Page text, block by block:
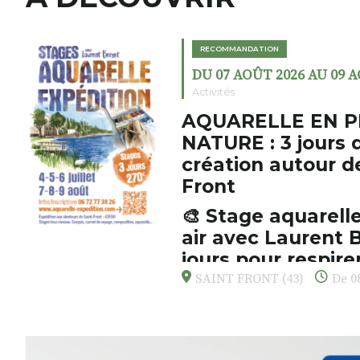
RECOMMANDATION
DU 07 AOÛT 2026 AU 09
Activités
AQUARELLE EN
NATURE : 3 jours
création autour
Front
🎨 Stage
air avec Laurent
jours pour
s’émerveiller
paysages de Haute-Loire ?
SAINT FRONT (43) De